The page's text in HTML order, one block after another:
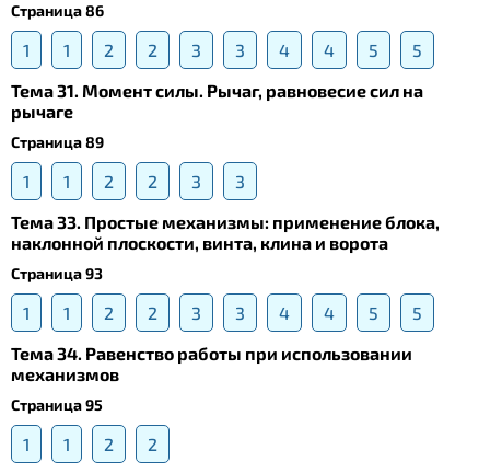
Страница 86
1 1 2 2 3 3 4 4 5
5
Тема 31. Момент силы. Рычаг, равновесие сил на
рычаге
Страница 89
1 1 2 2 3
3
Тема 33. Простые механизмы: применение блока,
наклонной плоскости, винта, клина и ворота
Страница 93
1 1 2 2 3 3 4 4 5
5
Тема 34. Равенство работы при использовании
механизмов
Страница 95
1 1 2
2